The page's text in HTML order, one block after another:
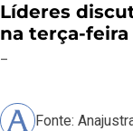
Líderes
na terça-feira
–
Fonte: